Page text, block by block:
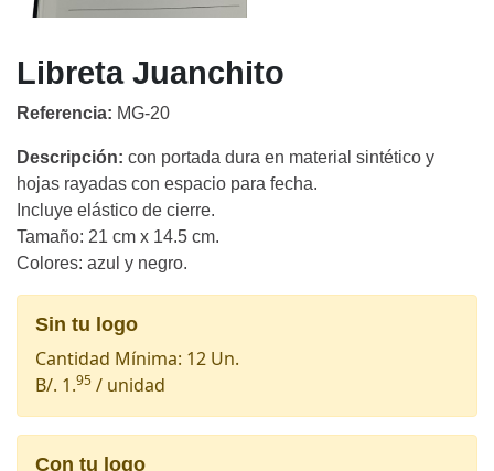
Libreta Juanchito
Referencia: MG-20
Descripción: con portada dura en material sintético y
hojas rayadas con espacio para fecha.
Incluye elástico de cierre.
Tamaño: 21 cm x 14.5 cm.
Colores: azul y negro.
Sin tu logo
Cantidad Mínima: 12 Un.
B/. 1.95 / unidad
Con tu logo